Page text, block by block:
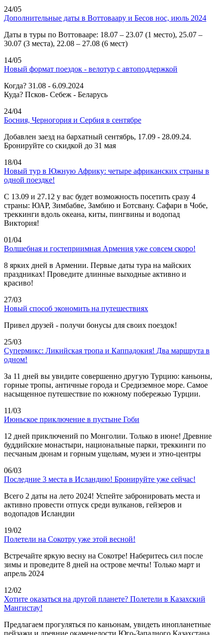
24/05
Дополнительные даты в Воттоваару и Бесов нос, июль 2024
Даты в туры по Воттовааре: 18.07 – 23.07 (1 место), 25.07 –
30.07 (3 места), 22.08 – 27.08 (6 мест)
14/05
Новый формат поездок - велотур с автоподдержкой
Когда? 31.08 - 6.09.2024
Куда? Псков- Себеж - Беларусь
24/04
Босния, Черногория и Сербия в сентябре
Добавлен заезд на бархатный сентябрь, 17.09 - 28.09.24.
Бронируйте со скидкой до 31 мая
18/04
Новый тур в Южную Африку: четыре африканских страны в
одной поездке!
C 13.09 и 27.12 у вас будет возможность посетить сразу 4
страны: ЮАР, Зимбабве, Замбию и Ботсвану. Сафари в Чобе,
треккинги вдоль океана, киты, пингвины и водопад
Виктория!
01/04
Волшебная и гостеприимная Армения уже совсем скоро!
8 ярких дней в Армении. Первые даты тура на майских
праздниках! Проведите длинные выходные активно и
красиво!
27/03
Новый способ экономить на путешествиях
Привел друзей - получи бонусы для своих поездок!
25/03
Супермикс: Ликийская тропа и Каппадокия! Два маршрута в
одном!
За 11 дней вы увидите совершенно другую Турцию: каньоны,
горные тропы, античные города и Средиземное море. Самое
насыщенное путешествие по южному побережью Турции.
11/03
Июньское приключение в пустыне Гоби
12 дней приключений по Монголии. Только в июне! Древние
буддийские монастыри, национальные парки, треккинги по
песчаным дюнам и горным ущельям, музеи и этно-центры
06/03
Последние 3 места в Исландию! Бронируйте уже сейчас!
Всего 2 даты на лето 2024! Успейте забронировать места и
активно провести отпуск среди вулканов, гейзеров и
водопадов Исландии
19/02
Полетели на Сокотру уже этой весной!
Встречайте яркую весну на Сокотре! Наберитесь сил после
зимы и проведите 8 дней на острове мечты! Только март и
апрель 2024
12/02
Хотите оказаться на другой планете? Полетели в Казахский
Мангистау!
Предлагаем прогуляться по каньонам, увидеть инопланетные